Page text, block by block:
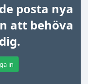
posta nya
att behöva
in